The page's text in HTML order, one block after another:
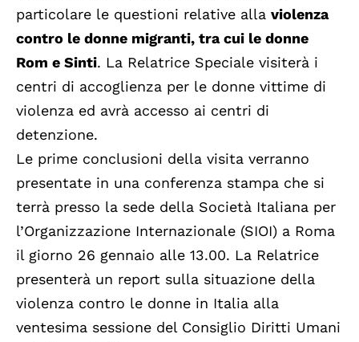
particolare le questioni relative alla violenza
contro le donne migranti, tra cui le donne
Rom e Sinti. La Relatrice Speciale visiterà i
centri di accoglienza per le donne vittime di
violenza ed avrà accesso ai centri di
detenzione.
Le prime conclusioni della visita verranno
presentate in una conferenza stampa che si
terrà presso la sede della Società Italiana per
l’Organizzazione Internazionale (SIOI) a Roma
il giorno 26 gennaio alle 13.00. La Relatrice
presenterà un report sulla situazione della
violenza contro le donne in Italia alla
ventesima sessione del Consiglio Diritti Umani